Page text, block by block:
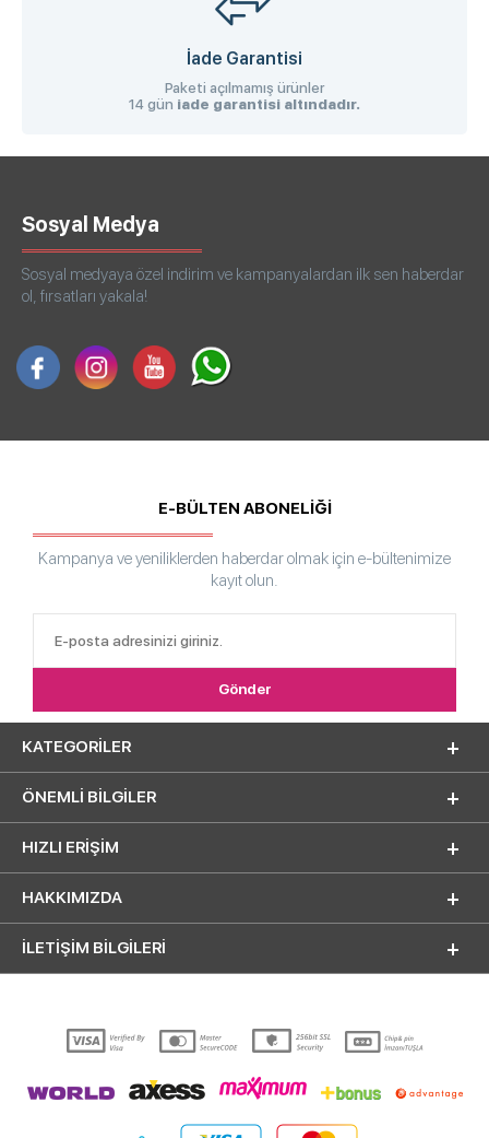
İade Garantisi
Paketi açılmamış ürünler
14 gün iade garantisi altındadır.
Sosyal Medya
Sosyal medyaya özel indirim ve kampanyalardan ilk sen haberdar
ol, fırsatları yakala!
E-BÜLTEN ABONELİĞİ
Kampanya ve yeniliklerden haberdar olmak için e-bültenimize
kayıt olun.
KATEGORILER
ÖNEMLI BILGILER
HIZLI ERIŞIM
HAKKIMIZDA
İLETİŞİM BİLGİLERİ